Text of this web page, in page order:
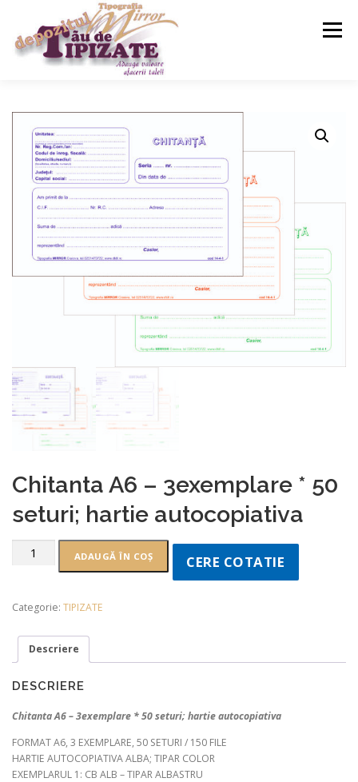
Meniu
ACASA SERVICII MAGAZIN
Chitanta A6 – 3exemplare * 50
seturi; hartie autocopiativa
ADAUGĂ ÎN COȘ CERE COTATIE
Categorie: TIPIZATE
Descriere
DESCRIERE
Chitanta A6 – 3exemplare * 50 seturi; hartie autocopiativa
FORMAT A6, 3 EXEMPLARE, 50 SETURI / 150 FILE
HARTIE AUTOCOPIATIVA ALBA; TIPAR COLOR
EXEMPLARUL 1: CB ALB – TIPAR ALBASTRU